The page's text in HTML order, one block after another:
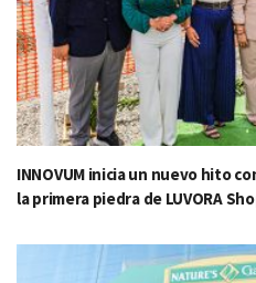
INNOVUM inicia un nuevo hito
la primera piedra de LUVORA